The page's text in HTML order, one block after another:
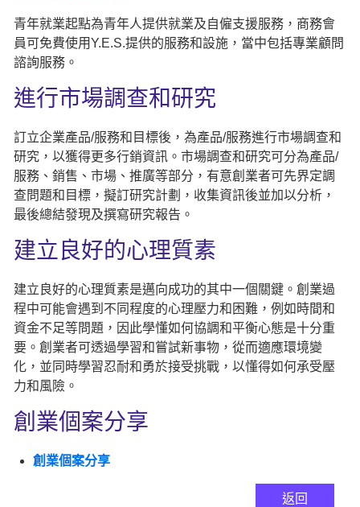
青年就業起點為青年人提供就業及自僱支援服務，商務會
員可免費使用Y.E.S.提供的服務和設施，當中包括專業顧問
諮詢服務。
進行市場調查和研究
訂立企業產品/服務和目標後，為產品/服務進行市場調查和
研究，以獲得更多行銷資訊。市場調查和研究可分為產品/
服務、銷售、市場、推廣等部分，有意創業者可先界定調
查問題和目標，擬訂研究計劃，收集資訊後並加以分析，
最後總結發現及撰寫研究報告。
建立良好的心理質素
建立良好的心理質素是邁向成功的其中一個關鍵。創業過
程中可能會遇到不同程度的心理壓力和困難，例如時間和
資金不足等問題，因此學懂如何協調和平衡心態是十分重
要。創業者可透過學習和嘗試新事物，從而適應環境變
化，並同時學習忍耐和勇於接受挑戰，以懂得如何承受壓
力和風險。
創業個案分享
創業個案分享
返回